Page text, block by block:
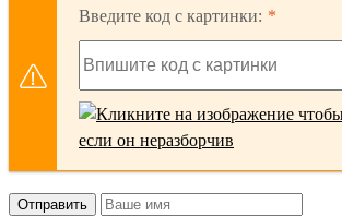
Введите код с картинки:
Отправить